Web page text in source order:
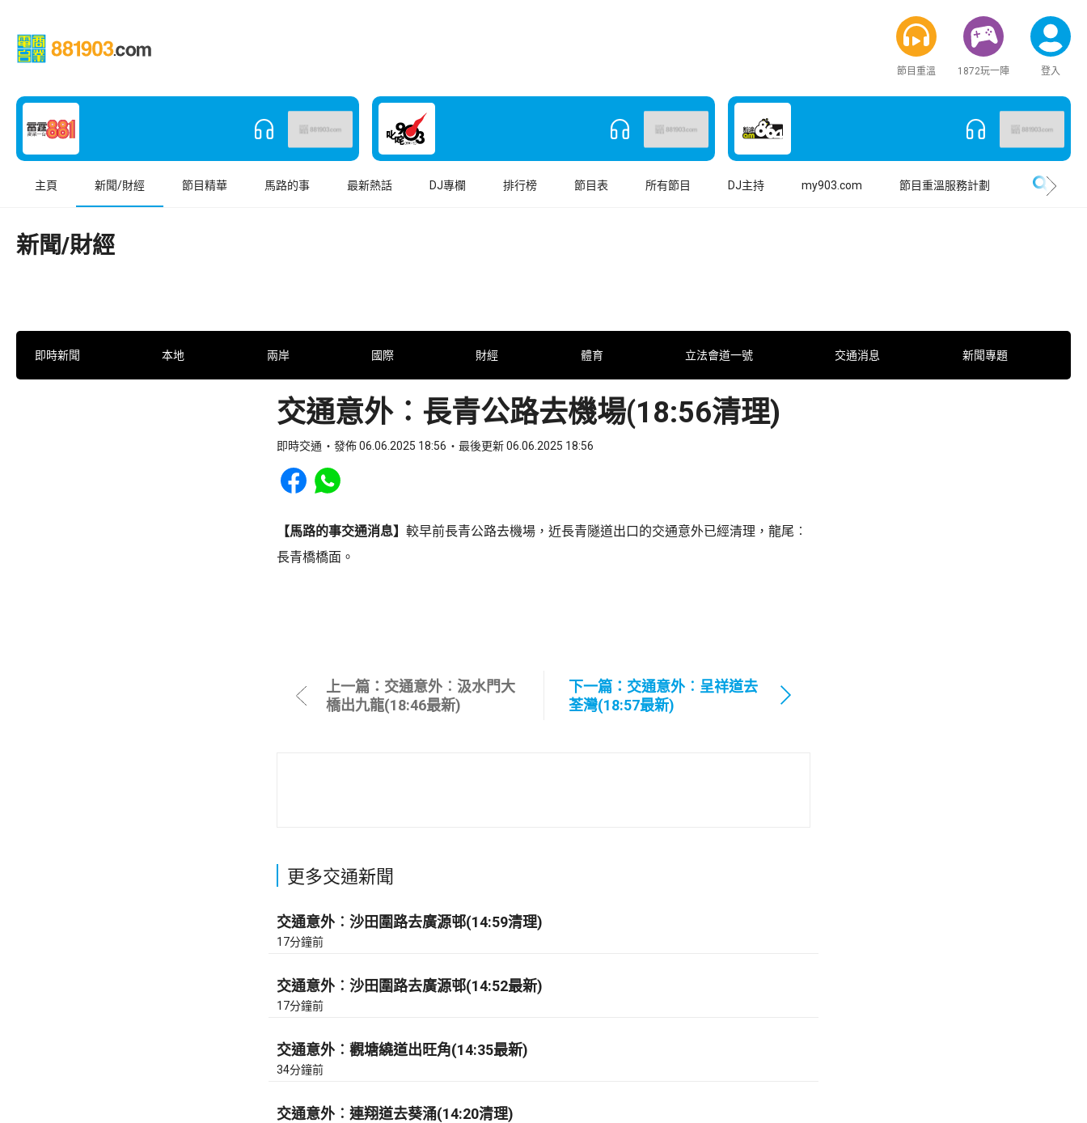
節目重溫 1872玩一陣 登入
主頁 新聞/財經 節目精華 馬路的事 最新熱話 DJ專欄 排行榜 節目表 所有節目 DJ主持 my903.com 節目重溫服務計劃
新聞/財經
即時新聞 本地 兩岸 國際 財經 體育 立法會道一號 交通消息 新聞專題
交通意外︰長青公路去機場(18:56清理)
即時交通 發佈 06.06.2025 18:56 最後更新 06.06.2025 18:56
Share to Facebook
Share to WhatsApp
【馬路的事交通消息】 較早前長青公路去機場，近長青隧道出口的交通意外已經清理，龍尾︰
長青橋橋面。
上一篇：交通意外︰汲水門大
橋出九龍(18:46最新)
下一篇：交通意外︰呈祥道去
荃灣(18:57最新)
更多交通新聞
交通意外︰沙田圍路去廣源邨(14:59清理)
17分鐘前
交通意外︰沙田圍路去廣源邨(14:52最新)
17分鐘前
交通意外︰觀塘繞道出旺角(14:35最新)
34分鐘前
交通意外︰連翔道去葵涌(14:20清理)